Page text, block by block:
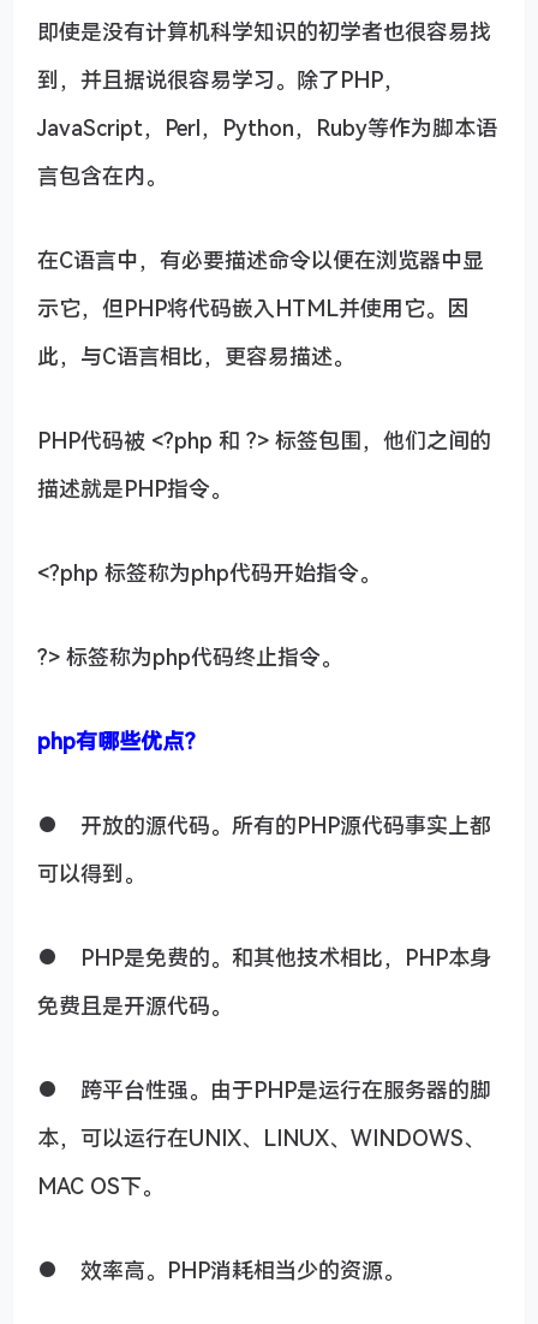
即使是没有计算机科学知识的初学者也很容易找
到，并且据说很容易学习。除了PHP，
JavaScript，Perl，Python，Ruby等作为脚本语
言包含在内。
在C语言中，有必要描述命令以便在浏览器中显
示它，但PHP将代码嵌入HTML并使用它。因
此，与C语言相比，更容易描述。
PHP代码被 <?php 和 ?> 标签包围，他们之间的
描述就是PHP指令。
<?php 标签称为php代码开始指令。
?> 标签称为php代码终止指令。
php有哪些优点？
● 开放的源代码。所有的PHP源代码事实上都
可以得到。
● PHP是免费的。和其他技术相比，PHP本身
免费且是开源代码。
● 跨平台性强。由于PHP是运行在服务器的脚
本，可以运行在UNIX、LINUX、WINDOWS、
MAC OS下。
● 效率高。PHP消耗相当少的资源。